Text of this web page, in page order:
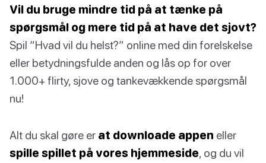
Vil du bruge mindre tid på at tænke på
spørgsmål og mere tid på at have det sjovt?
Spil “Hvad vil du helst?” online med din forelskelse
eller betydningsfulde anden og lås op for over
1.000+ flirty, sjove og tankevækkende spørgsmål
nu!
Alt du skal gøre er at downloade appen eller
spille spillet på vores hjemmeside, og du vil